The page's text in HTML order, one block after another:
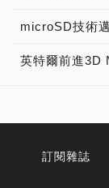
訂閱雜誌